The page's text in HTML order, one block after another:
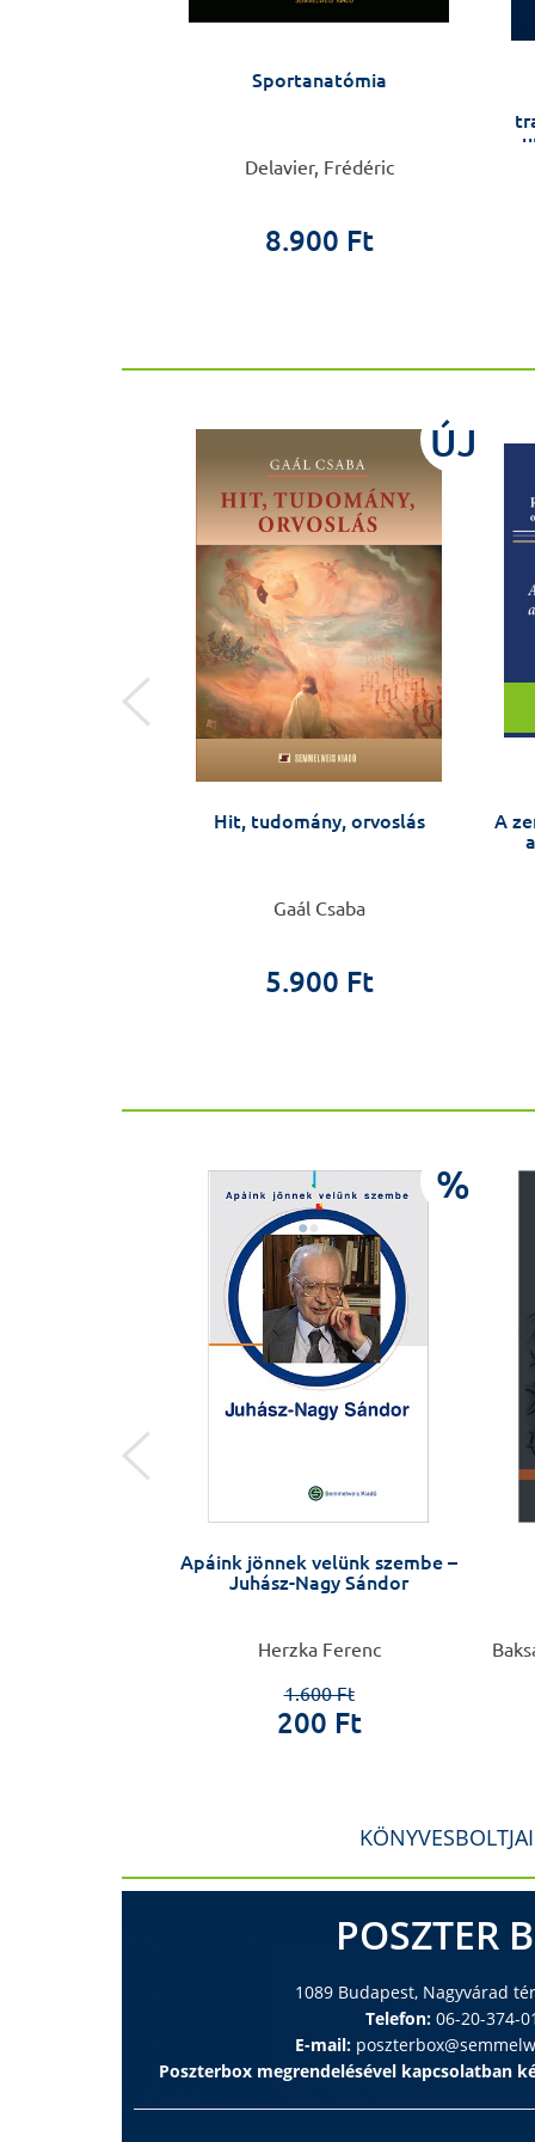
Sportanatómia
Delavier, Frédéric
8.900 Ft
ÚJ
Hit, tudomány, orvoslás
Gaál Csaba
5.900 Ft
A
%
Apáink jönnek velünk szembe –
Juhász-Nagy Sándor
Herzka Ferenc
1.600 Ft
200 Ft
POSZTER
1089 Budapest, Nagyvárad
Telefon:06-20-374-
E-mail:
Poszterbox megrendelésével kapcsolatban